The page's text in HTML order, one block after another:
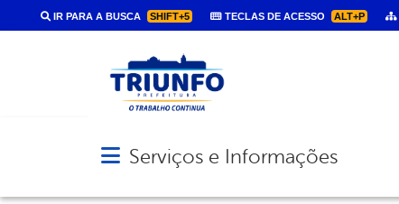
IR PARA A BUSCA SHIFT+5 TECLAS DE ACESSO ALT+P
Abrir menu principal de navegação
Serviços e Informações